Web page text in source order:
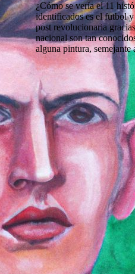
¿Cómo se vería el 11
identificados es el futbol
post revolucionaria
nacional son tan
alguna pintura, semejante